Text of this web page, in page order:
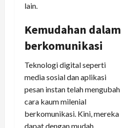
lain.
Kemudahan dalam
berkomunikasi
Teknologi digital seperti
media sosial dan aplikasi
pesan instan telah mengubah
cara kaum milenial
berkomunikasi. Kini, mereka
dapat dengan mudah